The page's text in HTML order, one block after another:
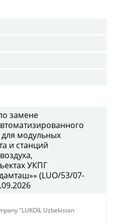
замене
модульных
и станций
УКПГ
(LUO/53/07-
"LUKOIL Uzbekistan